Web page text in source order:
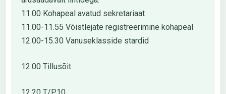
11.00 Kohapeal avatud sekretariaat
11.00-11.55 Võistlejate registreerimine kohapeal
12.00-15.30 Vanuseklasside stardid
12.00 Tillusõit